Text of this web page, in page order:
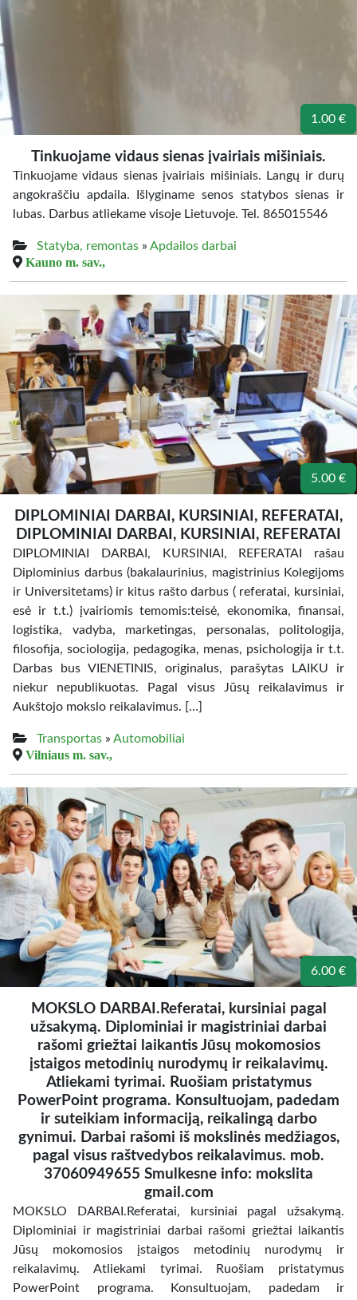
1.00 €
Tinkuojame vidaus sienas įvairiais mišiniais.
Tinkuojame vidaus sienas įvairiais mišiniais. Langų ir durų
angokraščiu apdaila. Išlyginame senos statybos sienas ir
lubas. Darbus atliekame visoje Lietuvoje. Tel. 865015546
Statyba, remontas » Apdailos darbai
Kauno m. sav.,
5.00 €
DIPLOMINIAI DARBAI, KURSINIAI, REFERATAI,
DIPLOMINIAI DARBAI, KURSINIAI, REFERATAI
DIPLOMINIAI DARBAI, KURSINIAI, REFERATAI rašau
Diplominius darbus (bakalaurinius, magistrinius Kolegijoms
ir Universitetams) ir kitus rašto darbus ( referatai, kursiniai,
esė ir t.t.) įvairiomis temomis:teisė, ekonomika, finansai,
logistika, vadyba, marketingas, personalas, politologija,
filosofija, sociologija, pedagogika, menas, psichologija ir t.t.
Darbas bus VIENETINIS, originalus, parašytas LAIKU ir
niekur nepublikuotas. Pagal visus Jūsų reikalavimus ir
Aukštojo mokslo reikalavimus. […]
Transportas » Automobiliai
Vilniaus m. sav.,
6.00 €
MOKSLO DARBAI.Referatai, kursiniai pagal
užsakymą. Diplominiai ir magistriniai darbai
rašomi griežtai laikantis Jūsų mokomosios
įstaigos metodinių nurodymų ir reikalavimų.
Atliekami tyrimai. Ruošiam pristatymus
PowerPoint programa. Konsultuojam, padedam
ir suteikiam informaciją, reikalingą darbo
gynimui. Darbai rašomi iš mokslinės medžiagos,
pagal visus raštvedybos reikalavimus. mob.
37060949655 Smulkesne info: mokslita
gmail.com
MOKSLO DARBAI.Referatai, kursiniai pagal užsakymą.
Diplominiai ir magistriniai darbai rašomi griežtai laikantis
Jūsų mokomosios įstaigos metodinių nurodymų ir
reikalavimų. Atliekami tyrimai. Ruošiam pristatymus
PowerPoint programa. Konsultuojam, padedam ir